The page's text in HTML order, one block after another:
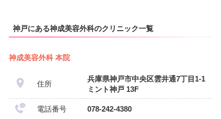
神戸にある神成美容外科のクリニック一覧
神成美容外科 本院
住所
兵庫県神戸市中央区雲井通7丁目1-1
ミント神戸 13F
電話番号 078-242-4380